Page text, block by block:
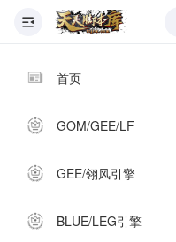
首页
GOM/GEE/LF
GEE/翎风引擎
BLUE/LEG引擎
Q920992345